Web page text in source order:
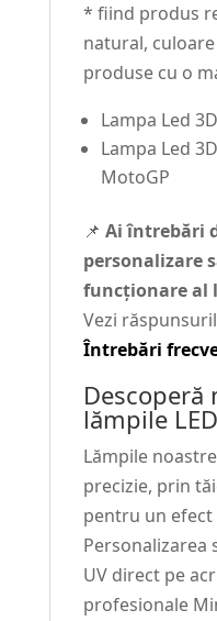
* fiind produs
natural,
produse cu o
Lampa Led
Lampa Led
MotoGP
📌 Ai întrebări
personalizare
funcționare al
Vezi
Întrebări
lămpile
Lămpile
precizie, prin
pentru un efect
Personalizarea
UV direct pe
profesionale